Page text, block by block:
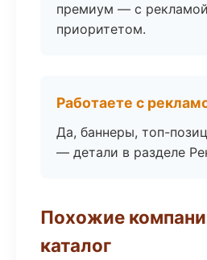
премиум — с
приоритетом.
Работаете с
Да, баннеры, топ-
— детали в разделе
Похожие
каталог